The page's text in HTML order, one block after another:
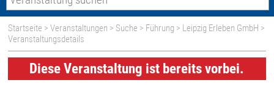
Startseite >Veranstaltungen > Suche > Führung > Leipzig Erleben GmbH >
Veranstaltungsdetails
Diese Veranstaltung ist bereits vorbei.